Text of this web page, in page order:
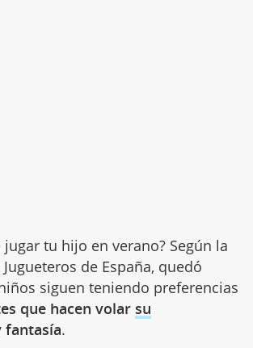
jugar tu hijo en verano? Según la
de España, quedó
siguen teniendo preferencias
que hacen volar su
fantasía.